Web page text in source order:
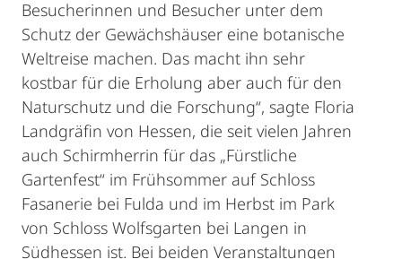
Besucherinnen und Besucher unter dem
Schutz der Gewächshäuser eine botanische
Weltreise machen. Das macht ihn sehr
kostbar für die Erholung aber auch für den
Naturschutz und die Forschung“, sagte Floria
Landgräfin von Hessen, die seit vielen Jahren
auch Schirmherrin für das „Fürstliche
Gartenfest“ im Frühsommer auf Schloss
Fasanerie bei Fulda und im Herbst im Park
von Schloss Wolfsgarten bei Langen in
Südhessen ist. Bei beiden Veranstaltungen